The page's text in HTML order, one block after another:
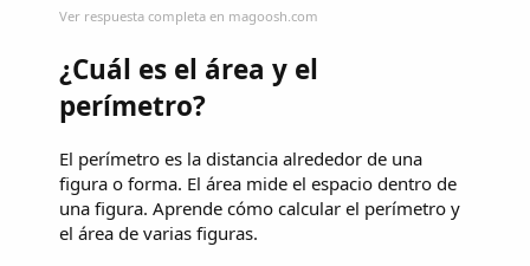
Ver respuesta completa en magoosh.com
¿Cuál es el área y el
perímetro?
El perímetro es la distancia alrededor de una
figura o forma. El área mide el espacio dentro de
una figura. Aprende cómo calcular el perímetro y
el área de varias figuras.